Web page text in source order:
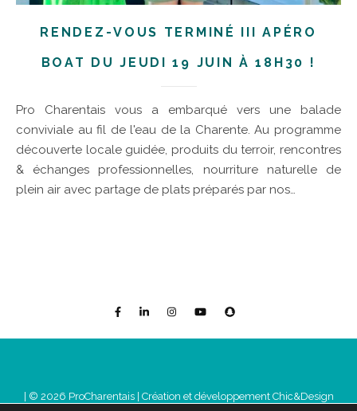
RENDEZ-VOUS TERMINÉ III APÉRO
BOAT DU JEUDI 19 JUIN À 18H30 !
Pro Charentais vous a embarqué vers une balade
conviviale au fil de l'eau de la Charente. Au programme
découverte locale guidée, produits du terroir, rencontres
& échanges professionnelles, nourriture naturelle de
plein air avec partage de plats préparés par nos…
| © 2026 ProCharentais | Création et développement Chic&Design